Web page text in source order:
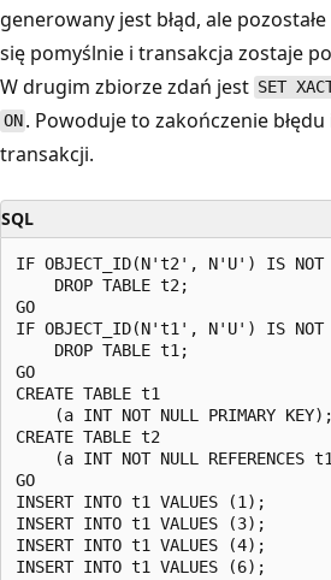
generowany jest błąd, ale
się pomyślnie i transakcja zostaje
W drugim zbiorze zdań jest SET
ON . Powoduje to zakończenie
transakcji.
SQL
IF OBJECT_ID(N't2', N'U') IS NOT
    DROP TABLE t2;
GO
IF OBJECT_ID(N't1', N'U') IS NOT
    DROP TABLE t1;
GO
CREATE TABLE t1
    (a INT NOT NULL PRIMARY KEY);
CREATE TABLE t2
(a INT NOT NULL REFERENCES
GO
INSERT INTO t1 VALUES (1);
INSERT INTO t1 VALUES (3);
INSERT INTO t1 VALUES (4);
INSERT INTO t1 VALUES (6);